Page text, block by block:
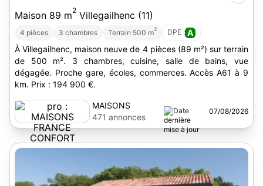
Maison 89 m2 Villegailhenc (11)
4 pièces 3 chambres Terrain 500 m2 DPE : A
À Villegailhenc, maison neuve de 4 pièces (89 m²) sur terrain
de 500 m². 3 chambres, cuisine, salle de bains, vue
dégagée. Proche gare, écoles, commerces. Accès A61 à 9
km. Prix : 194 900 €.
MAISONS
FRANCE
CONFORT
471 annonces
07/08/2026